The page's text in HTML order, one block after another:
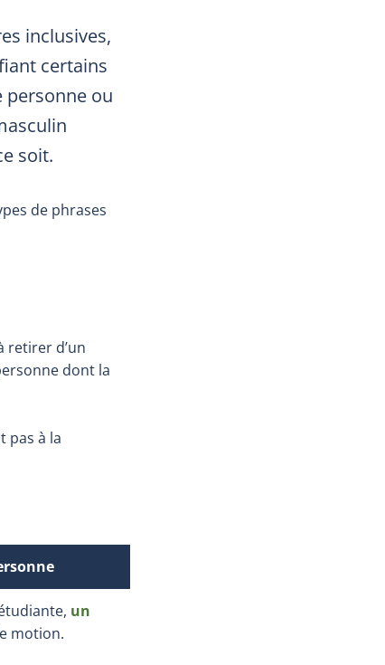
inclusives,
certains
personne ou
soit.
de phrases
retirer d’un
dont la
pas à la
un
motion.